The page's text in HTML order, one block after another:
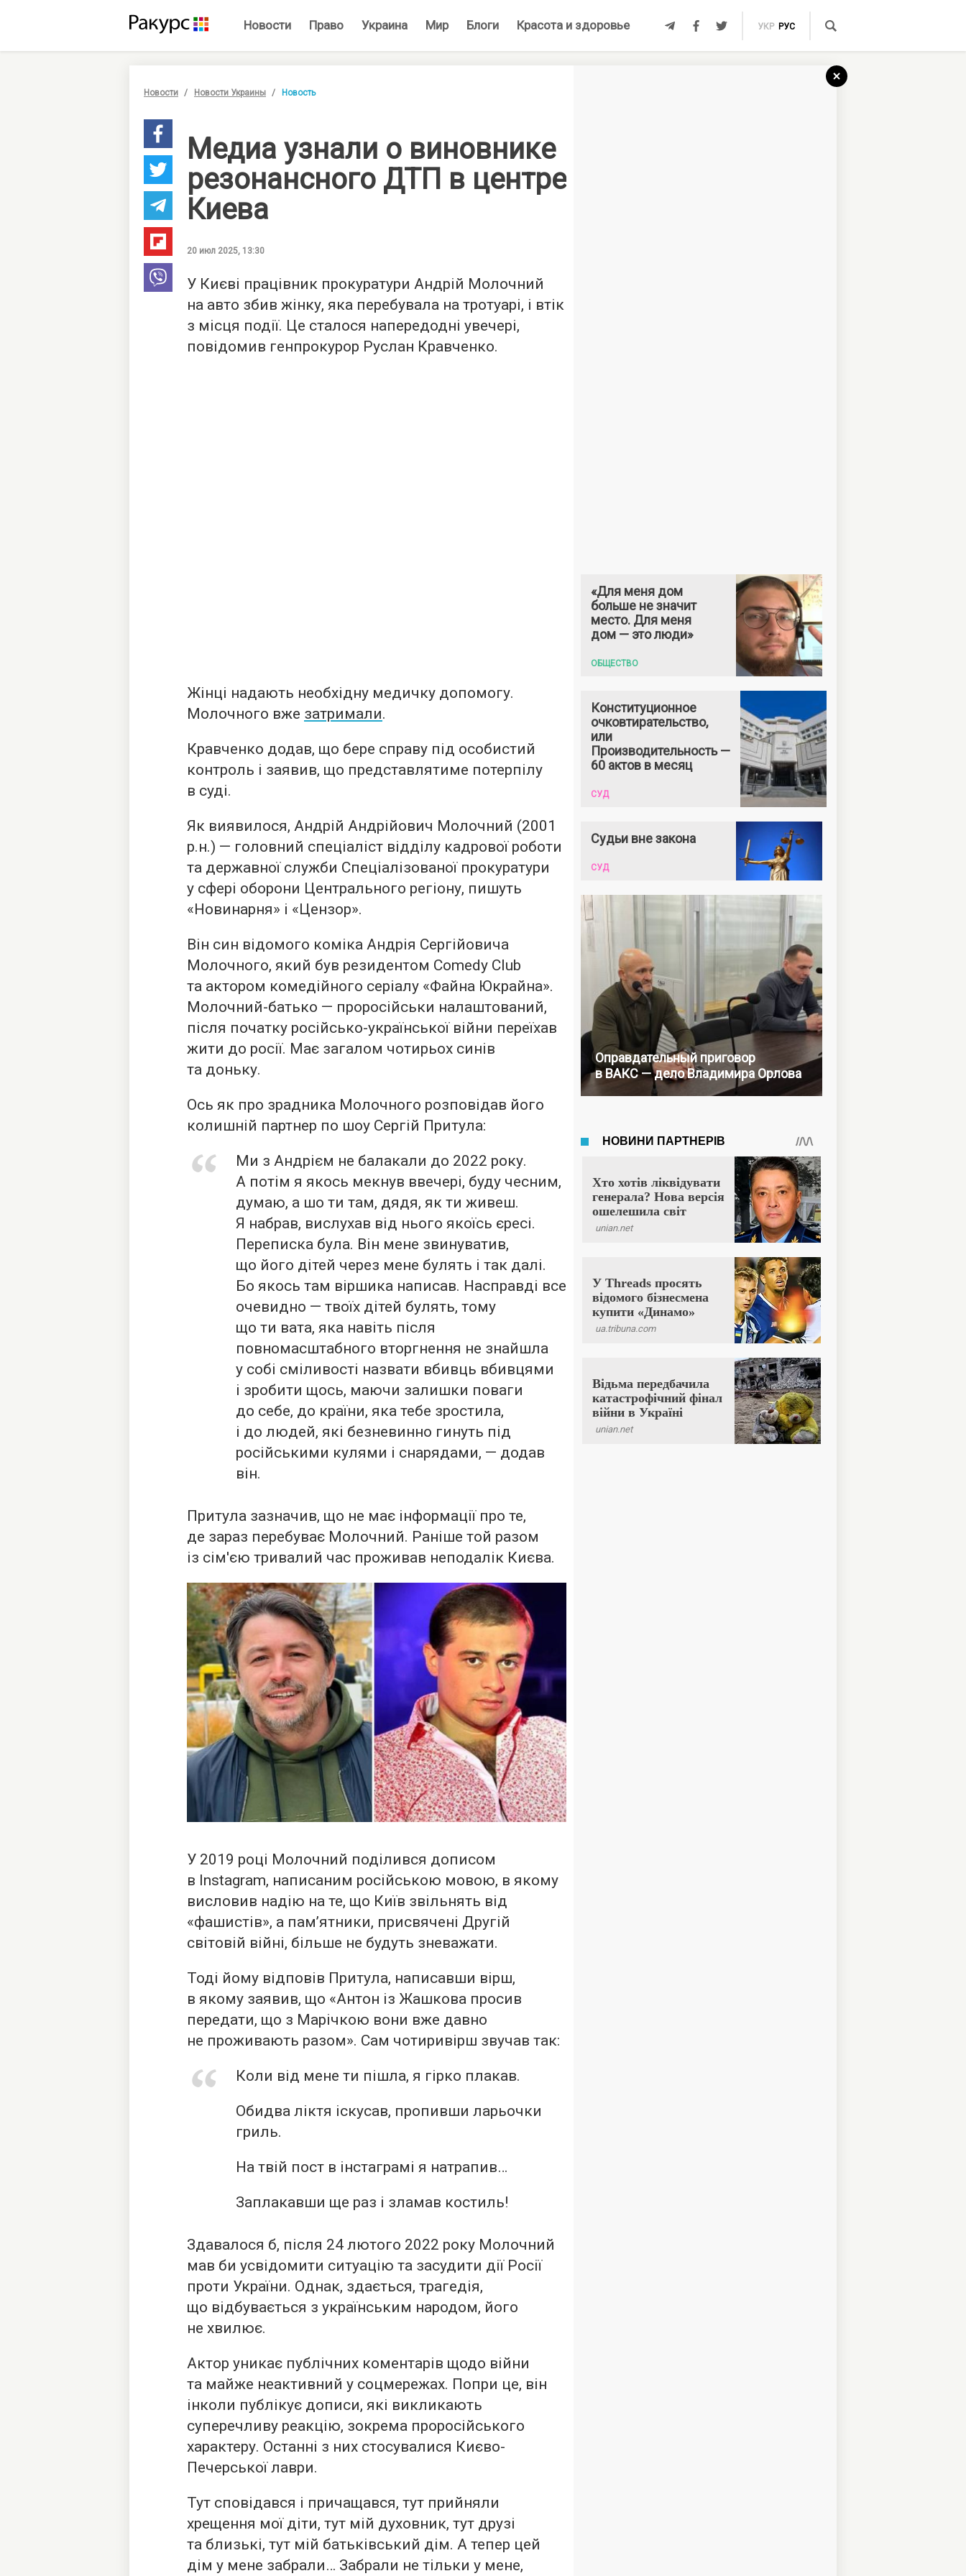
Новости Право Украина Мир Блоги Красота и здоровье УКР РУС
Новости Новости Украины Новость
Медиа узнали о виновнике
резонансного ДТП в центре
Киева
20 июл 2025, 13:30
У Києві працівник прокуратури Андрій Молочний
на авто збив жінку, яка перебувала на тротуарі, і втік
з місця події. Це сталося напередодні увечері,
повідомив генпрокурор Руслан Кравченко.
Жінці надають необхідну медичку допомогу.
Молочного вже затримали.
Кравченко додав, що бере справу під особистий
контроль і заявив, що представлятиме потерпілу
в суді.
Як виявилося, Андрій Андрійович Молочний (2001
р.н.) — головний спеціаліст відділу кадрової роботи
та державної служби Спеціалізованої прокуратури
у сфері оборони Центрального регіону, пишуть
«Новинарня» і «Цензор».
Він син відомого коміка Андрія Сергійовича
Молочного, який був резидентом Comedy Club
та актором комедійного серіалу «Файна Юкрайна».
Молочний-батько — проросійськи налаштований,
після початку російсько-української війни переїхав
жити до росії. Має загалом чотирьох синів
та доньку.
Ось як про зрадника Молочного розповідав його
колишній партнер по шоу Сергій Притула:
Ми з Андрієм не балакали до 2022 року.
А потім я якось мекнув ввечері, буду чесним,
думаю, а шо ти там, дядя, як ти живеш.
Я набрав, вислухав від нього якоїсь єресі.
Переписка була. Він мене звинуватив,
що його дітей через мене булять і так далі.
Бо якось там віршика написав. Насправді все
очевидно — твоїх дітей булять, тому
що ти вата, яка навіть після
повномасштабного вторгнення не знайшла
у собі сміливості назвати вбивць вбивцями
і зробити щось, маючи залишки поваги
до себе, до країни, яка тебе зростила,
і до людей, які безневинно гинуть під
російськими кулями і снарядами, — додав
він.
Притула зазначив, що не має інформації про те,
де зараз перебуває Молочний. Раніше той разом
із сім'єю тривалий час проживав неподалік Києва.
У 2019 році Молочний поділився дописом
в Instagram, написаним російською мовою, в якому
висловив надію на те, що Київ звільнять від
«фашистів», а пам’ятники, присвячені Другій
світовій війні, більше не будуть зневажати.
Тоді йому відповів Притула, написавши вірш,
в якому заявив, що «Антон із Жашкова просив
передати, що з Марічкою вони вже давно
не проживають разом». Сам чотиривірш звучав так:
Коли від мене ти пішла, я гірко плакав.
Обидва ліктя іскусав, пропивши ларьочки
гриль.
На твій пост в інстаграмі я натрапив…
Заплакавши ще раз і зламав костиль!
Здавалося б, після 24 лютого 2022 року Молочний
мав би усвідомити ситуацію та засудити дії Росії
проти України. Однак, здається, трагедія,
що відбувається з українським народом, його
не хвилює.
Актор уникає публічних коментарів щодо війни
та майже неактивний у соцмережах. Попри це, він
інколи публікує дописи, які викликають
суперечливу реакцію, зокрема проросійського
характеру. Останні з них стосувалися Києво-
Печерської лаври.
Тут сповідався і причащався, тут прийняли
хрещення мої діти, тут мій духовник, тут друзі
та близькі, тут мій батьківський дім. А тепер цей
дім у мене забрали… Забрали не тільки у мене,
«Для меня дом
больше не значит
место. Для меня
дом — это люди»
ОБЩЕСТВО
Конституционное
очковтирательство,
или
Производительность —
60 актов в месяц
СУД
Судьи вне закона
СУД
Оправдательный приговор
в ВАКС — дело Владимира Орлова